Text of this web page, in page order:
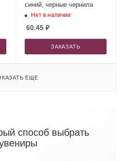
синий, черные чернила
Нет в наличии
60.45₽
ЗАКАЗАТЬ
ЕЩЕ
способ выбрать